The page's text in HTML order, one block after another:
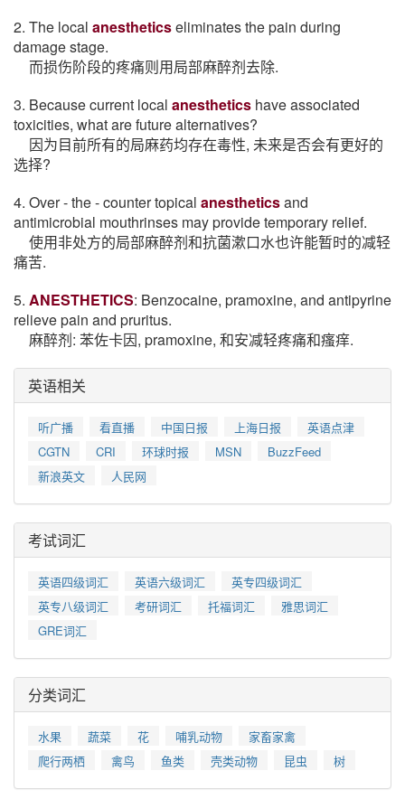
2. The local anestheticseliminates the pain during
damage stage.
而损伤阶段的疼痛则用局部麻醉剂去除.
3. Because current local anesthetics have associated
toxicities, what are future alternatives?
因为目前所有的局麻药均存在毒性, 未来是否会有更好的
选择?
4. Over - the - counter topical anestheticsand
antimicrobial mouthrinses may provide temporary relief.
使用非处方的局部麻醉剂和抗菌漱口水也许能暂时的减轻
痛苦.
5. ANESTHETICS: Benzocaine, pramoxine, and antipyrine
relieve pain and pruritus.
麻醉剂: 苯佐卡因, pramoxine, 和安减轻疼痛和瘙痒.
英语相关
听广播 看直播 中国日报 上海日报
英语点津
CGTN
CRI 环球时报 MSN
BuzzFeed
新浪英文
人民网
考试词汇
英语四级词汇 英语六级词汇
英专四级词汇
英专八级词汇
考研词汇 托福词汇
雅思词汇
GRE词汇
分类词汇
水果 蔬菜 花 哺乳动物
家畜家禽
爬行两栖
禽鸟 鱼类 壳类动物 昆虫 树